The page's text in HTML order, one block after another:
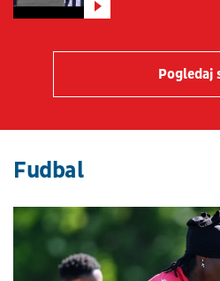
Pogledaj
Fudbal